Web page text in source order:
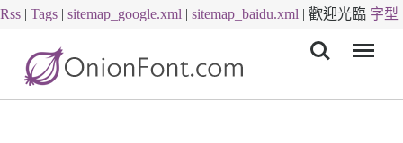
Rss | Tags | sitemap_google.xml | sitemap_baidu.xml | 歡迎光臨 字型